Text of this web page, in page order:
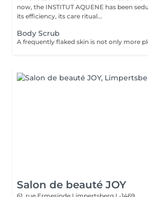
now, the INSTITUT AQUENE has been
its efficiency, its care ritual...
Body Scrub
Salon de beauté JOY